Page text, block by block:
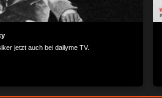
jetzt auch bei dailyme TV.